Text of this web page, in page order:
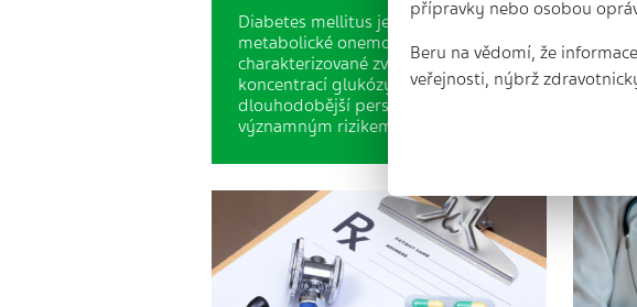
Diabetes mellitus je chronické,
metabolické onemocnění
charakterizované zvýšenou
koncentrací glukózy v krvi a z
dlouhodobější perspektivy
významným rizikem mikro- a…
přípravky nebo osobou
Beru na vědomí, že
veřejnosti, nýbrž